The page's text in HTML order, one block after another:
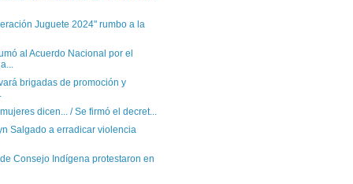
Juguete 2024" rumbo a la
al Acuerdo Nacional por el
brigadas de promoción y
dicen... / Se firmó el decret...
Salgado a erradicar violencia
Consejo Indígena protestaron en